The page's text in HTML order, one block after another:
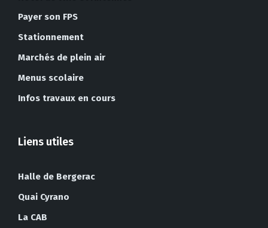
Payer son FPS
Stationnement
Marchés de plein air
Menus scolaire
Infos travaux en cours
Liens utiles
Halle de Bergerac
Quai Cyrano
La CAB